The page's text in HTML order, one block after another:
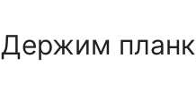
Держим